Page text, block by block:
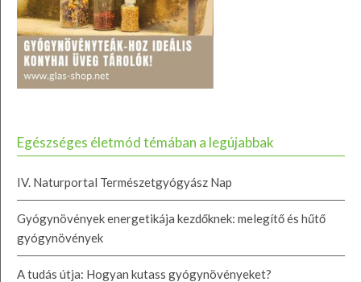
Egészséges életmód témában a legújabbak
IV. Naturportal Természetgyógyász Nap
Gyógynövények energetikája kezdőknek: melegítő és hűtő
gyógynövények
A tudás útja: Hogyan kutass gyógynövényeket?